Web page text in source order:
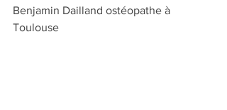
Benjamin Dailland ostéopathe à
Toulouse